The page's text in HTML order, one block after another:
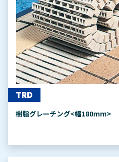
TRD
樹脂グレーチング<幅180mm>